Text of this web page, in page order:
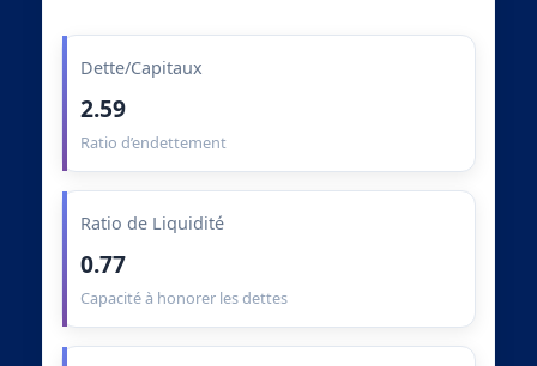
Dette/Capitaux
2.59
Ratio d’endettement
Ratio de Liquidité
0.77
Capacité à honorer les dettes